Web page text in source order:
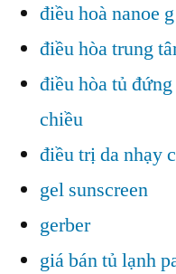
điều hoà nanoe g
điều hòa trung
điều hòa tủ
chiều
điều trị da nhạy
gel sunscreen
gerber
giá bán tủ lạnh